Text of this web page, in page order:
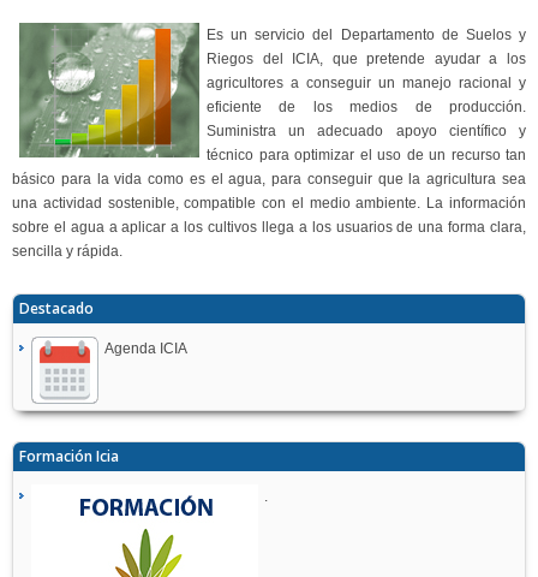
Es un servicio del Departamento de Suelos y
Riegos del ICIA, que pretende ayudar a los
agricultores a conseguir un manejo racional y
eficiente de los medios de producción.
Suministra un adecuado apoyo científico y
técnico para optimizar el uso de un recurso tan
básico para la vida como es el agua, para conseguir que la agricultura sea
una actividad sostenible, compatible con el medio ambiente. La información
sobre el agua a aplicar a los cultivos llega a los usuarios de una forma clara,
sencilla y rápida.
Destacado
Agenda ICIA
Formación Icia
.